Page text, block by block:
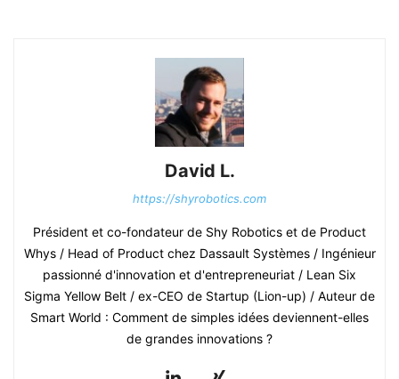
David L.
https://shyrobotics.com
Président et co-fondateur de Shy Robotics et de Product
Whys / Head of Product chez Dassault Systèmes / Ingénieur
passionné d'innovation et d'entrepreneuriat / Lean Six
Sigma Yellow Belt / ex-CEO de Startup (Lion-up) / Auteur de
Smart World : Comment de simples idées deviennent-elles
de grandes innovations ?